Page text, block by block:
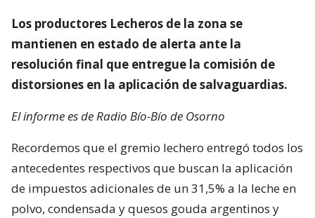
Los productores Lecheros de la zona se
mantienen en estado de alerta ante la
resolución final que entregue la comisión de
distorsiones en la aplicación de salvaguardias.
El informe es de Radio Bío-Bío de Osorno
Recordemos que el gremio lechero entregó todos los
antecedentes respectivos que buscan la aplicación
de impuestos adicionales de un 31,5% a la leche en
polvo, condensada y quesos gouda argentinos y